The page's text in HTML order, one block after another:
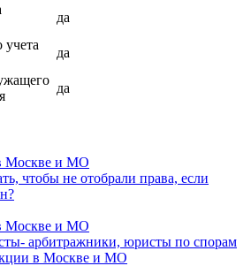
да
учета
да
да
Москве и МО
чтобы не отобрали права, если
Москве и МО
арбитражники, юристы по спорам
в Москве и МО